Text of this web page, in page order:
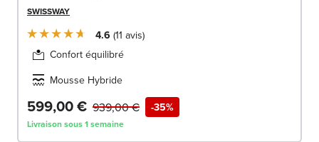
SWISSWAY
4.6 11 avis
Confort équilibré
Mousse Hybride
599,00 € -35%
939,00 €
Livraison sous 1 semaine